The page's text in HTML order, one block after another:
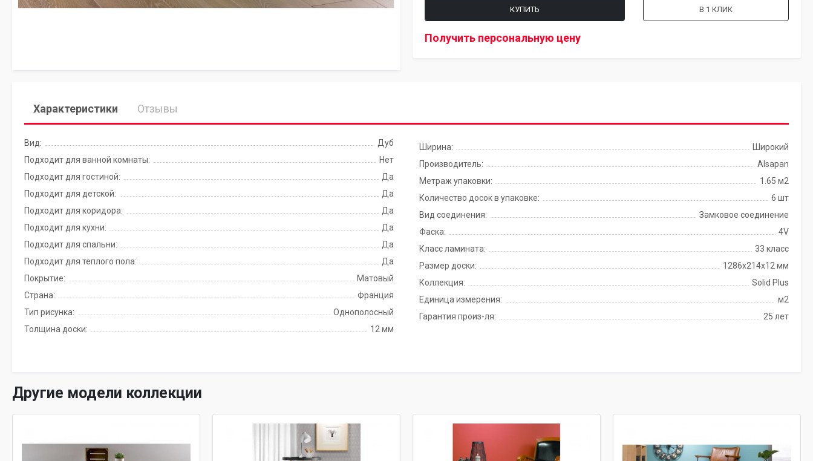
КУПИТЬ В 1 КЛИК
Получить персональную цену
Характеристики Отзывы
Вид:
Дуб
Подходит для ванной комнаты:
Нет
Подходит для гостиной:
Да
Подходит для детской:
Да
Подходит для коридора:
Да
Подходит для кухни:
Да
Подходит для спальни:
Да
Подходит для теплого пола:
Да
Покрытие:
Матовый
Страна:
Франция
Тип рисунка:
Однополосный
Толщина доски:
12 мм
Ширина:
Широкий
Производитель:
Alsapan
Метраж упаковки:
1.65 м2
Количество досок в упаковке:
6 шт
Вид соединения:
Замковое соединение
Фаска:
4V
Класс ламината:
33 класс
Размер доски:
1286х214х12 мм
Коллекция:
Solid Plus
Единица измерения:
м2
Гарантия произ-ля:
25 лет
Другие модели коллекции